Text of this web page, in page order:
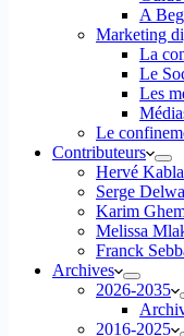
A
Marketing
La
Le
Les
Le
Contributeurs
Hervé Kabla
Serge
Karim
Melissa
Franck
Archives
2026-2035
2016-2025